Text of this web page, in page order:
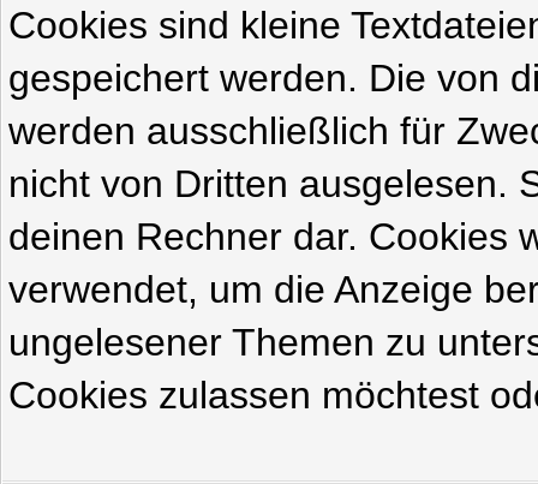
Cookies sind kleine
gespeichert werden. Die von
werden ausschließlich für
nicht von Dritten ausgelesen.
deinen Rechner dar. Cookies
verwendet, um die Anzeige
ungelesener Themen zu
Cookies zulassen möchtest